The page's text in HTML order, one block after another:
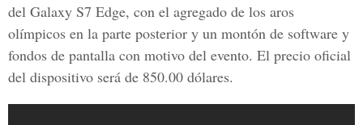
del Galaxy S7 Edge, con el agregado de los aros
olímpicos en la parte posterior y un montón de software y
fondos de pantalla con motivo del evento. El precio oficial
del dispositivo será de 850.00 dólares.